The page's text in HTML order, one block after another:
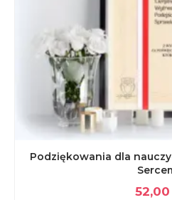
Podziękowania dla
52,00